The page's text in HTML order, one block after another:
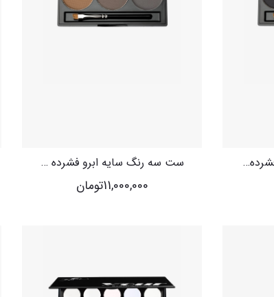
ست سه رنگ سایه ابرو فشرده یور
11,000,000تومان
ست سه رنگ خط چشم فشرده یور